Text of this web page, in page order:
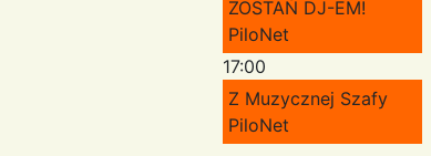
ZOSTAŃ DJ-EM!
PiloNet
17:00
Z Muzycznej Szafy
PiloNet